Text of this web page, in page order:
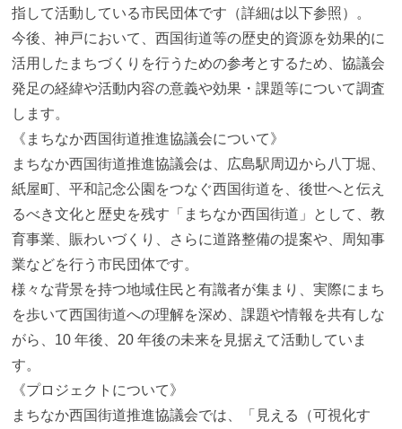
指して活動している市民団体です（詳細は以下参照）。
今後、神戸において、西国街道等の歴史的資源を効果的に
活用したまちづくりを行うための参考とするため、協議会
発足の経緯や活動内容の意義や効果・課題等について調査
します。
《まちなか西国街道推進協議会について》
まちなか西国街道推進協議会は、広島駅周辺から八丁堀、
紙屋町、平和記念公園をつなぐ西国街道を、後世へと伝え
るべき文化と歴史を残す「まちなか西国街道」として、教
育事業、賑わいづくり、さらに道路整備の提案や、周知事
業などを行う市民団体です。
様々な背景を持つ地域住民と有識者が集まり、実際にまち
を歩いて西国街道への理解を深め、課題や情報を共有しな
がら、10 年後、20 年後の未来を見据えて活動していま
す。
《プロジェクトについて》
まちなか西国街道推進協議会では、「見える（可視化す